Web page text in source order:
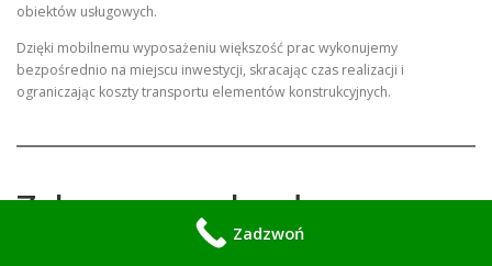
obiektów usługowych.
Dzięki mobilnemu wyposażeniu większość prac wykonujemy
bezpośrednio na miejscu inwestycji, skracając czas realizacji i
ograniczając koszty transportu elementów konstrukcyjnych.
Zakres naszych usług
Oferujemy kompleksowe usługi związane z wzmacnianiem konstrukcji
Zadzwoń